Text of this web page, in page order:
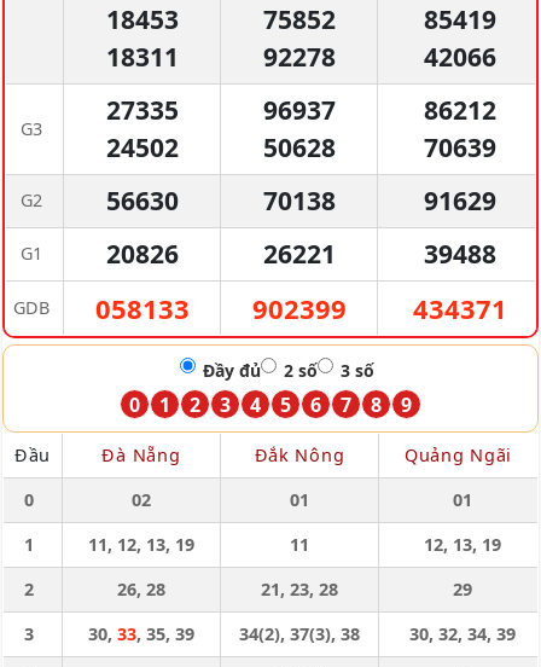
18453
18311
75852
92278
85419
42066
G3
27335
24502
96937
50628
86212
70639
G2 56630 70138 91629
G1 20826 26221 39488
GDB 058133 902399 434371
Đầy đủ 2 số 3 số
0 1 2 3 4 5 6 7 8 9
Đầu Đà Nẵng Đắk Nông
Quảng Ngãi
0
02 01
01
1
11, 12, 13, 19 11
12, 13, 19
2
26, 28 21, 23, 28
29
3
30, 33, 35, 39 34(2), 37(3), 38
30, 32, 34, 39